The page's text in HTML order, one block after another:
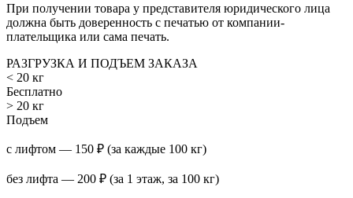
При получении товара у представителя юридического лица
должна быть доверенность с печатью от компании-
плательщика или сама печать.
РАЗГРУЗКА И ПОДЪЕМ ЗАКАЗА
< 20 кг
Бесплатно
> 20 кг
Подъем
с лифтом — 150 ₽ (за каждые 100 кг)
без лифта — 200 ₽ (за 1 этаж, за 100 кг)